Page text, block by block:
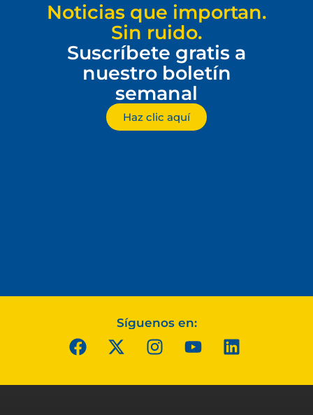
Noticias que importan.
Sin ruido.
Suscríbete gratis a
nuestro boletín
semanal
Haz clic aquí
Síguenos en: